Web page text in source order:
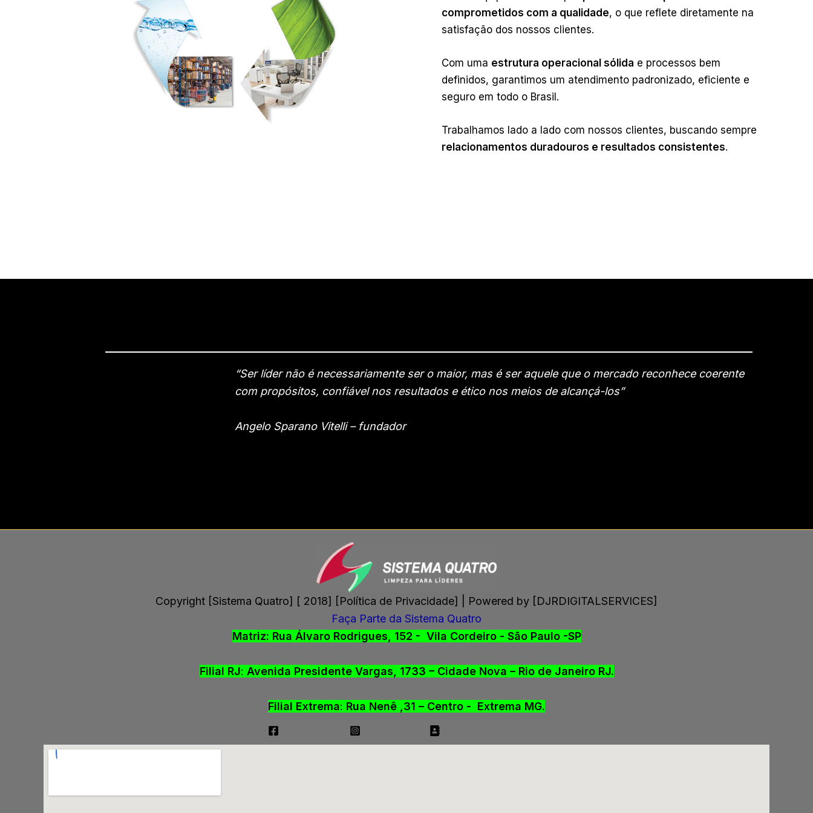
comprometidos com a qualidade, o que reflete diretamente na
satisfação dos nossos clientes.
Com uma estrutura operacional sólida e processos bem
definidos, garantimos um atendimento padronizado, eficiente e
seguro em todo o Brasil.
Trabalhamos lado a lado com nossos clientes, buscando sempre
relacionamentos duradouros e resultados consistentes.
“Ser líder não é necessariamente ser o maior, mas é ser aquele que o mercado reconhece coerente
com propósitos, confiável nos resultados e ético nos meios de alcançá-los”
Angelo Sparano Vitelli – fundador
Copyright [Sistema Quatro] [ 2018] [Política de Privacidade] | Powered by [DJRDIGITALSERVICES]
Faça Parte da Sistema Quatro
Matriz: Rua Álvaro Rodrigues, 152 - Vila Cordeiro - São Paulo -SP
Filial RJ: Avenida Presidente Vargas, 1733 – Cidade Nova – Rio de Janeiro RJ.
Filial Extrema: Rua Nenê ,31 – Centro - Extrema MG.